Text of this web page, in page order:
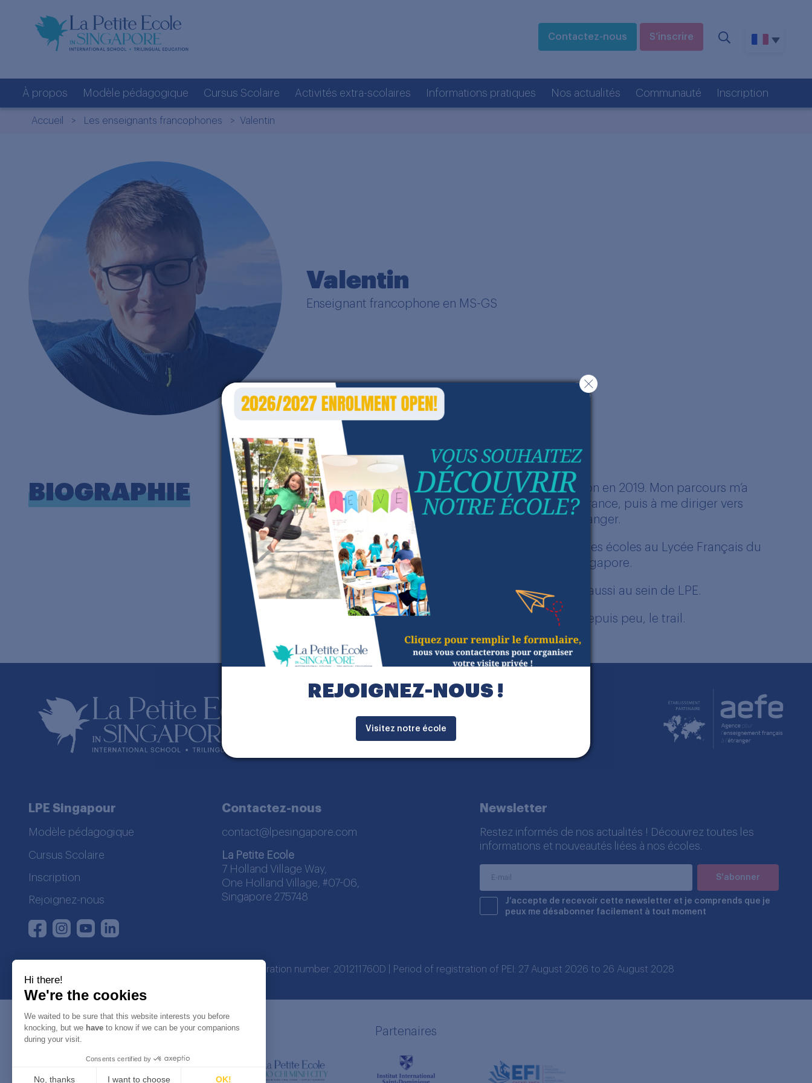
Hi there!
We're the cookies
We waited to be sure that this website interests you before
knocking, but we have to know if we can be your companions
during your visit.
Consents certified by
No, thanks I want to choose OK!
Contactez-nous S’inscrire
À propos Modèle pédagogique Cursus Scolaire Activités extra-scolaires Informations pratiques Nos actualités Communauté Inscription
Accueil > Les enseignants francophones > Valentin
Valentin
Enseignant francophone en MS-GS
BIOGRAPHIE
Juriste de formation, j’ai découvert mon métier et une passion en 2019. Mon parcours m’a
amené à enseigner en école publique en Espagne puis en France, puis à me diriger vers
l’Amérique latine dans le réseau des écoles françaises à l’étranger.
Après une merveilleuse expérience en tant que professeur des écoles au Lycée Français du
Honduras, c’est avec plaisir et envie que je rejoins LPE in Singapore.
Je déménage à Singapour avec mon épouse qui travaillera aussi au sein de LPE.
J’aime lire et courir, je pratique l’athlétisme depuis 2013 et depuis peu, le trail.
LPE Singapour
Modèle pédagogique
Cursus Scolaire
Inscription
Rejoignez-nous
FacebookInstagram
Youtube
Contactez-nous
contact@lpesingapore.com
La Petite Ecole
7 Holland Village Way,
One Holland Village, #07-06,
Singapore 275748
Newsletter
Restez informés de nos actualités ! Découvrez toutes les
informations et nouveautés liées à nos écoles.
J’accepte de recevoir cette newsletter et je comprends que je
peux me désabonner facilement à tout moment
La Petite Ecole | SDWA registration number: 201211760D | Period of registration of PEI: 27 August 2026 to 26 August 2028
Partenaires
REJOIGNEZ-NOUS !
Visitez notre école